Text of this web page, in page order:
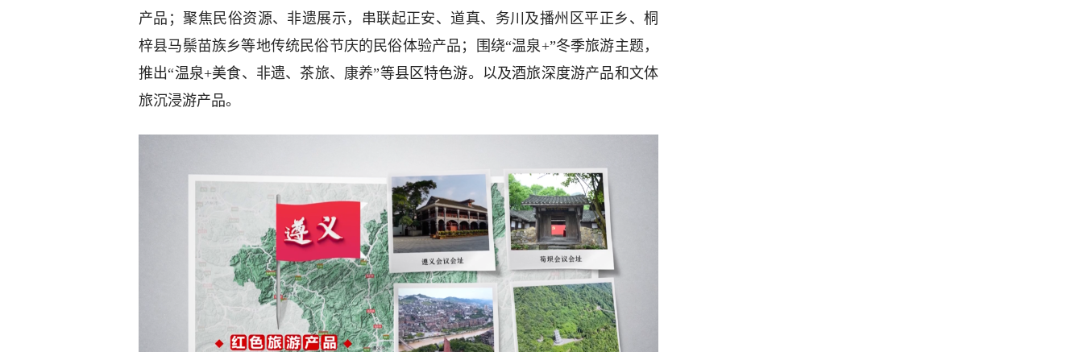
产品；聚焦民俗资源、非遗展示，串联起正安、道真、务川及播州区平正乡、桐
梓县马鬃苗族乡等地传统民俗节庆的民俗体验产品；围绕“温泉+”冬季旅游主题，
推出“温泉+美食、非遗、茶旅、康养”等县区特色游。以及酒旅深度游产品和文体
旅沉浸游产品。